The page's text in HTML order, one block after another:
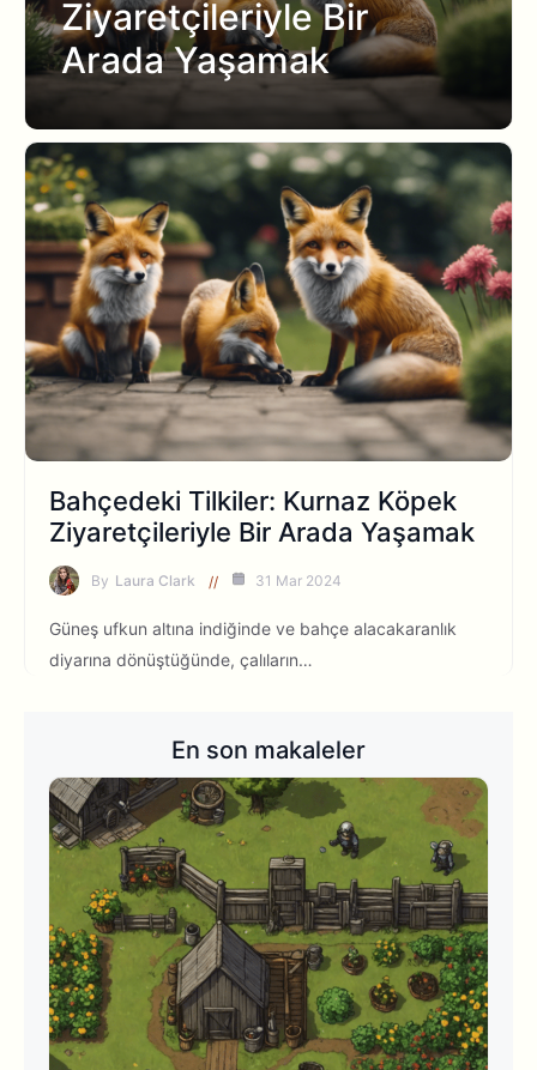
Ziyaretçileriyle Bir
Arada Yaşamak
Bahçedeki Tilkiler: Kurnaz Köpek
Ziyaretçileriyle Bir Arada Yaşamak
By Laura Clark 31 Mar 2024
Güneş ufkun altına indiğinde ve bahçe alacakaranlık
diyarına dönüştüğünde, çalıların…
En son makaleler